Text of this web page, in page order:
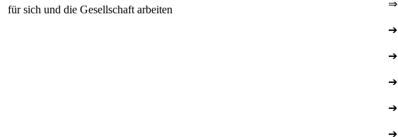
für sich und die Gesellschaft arbeiten
⇒
➔
➔
➔
➔
➔